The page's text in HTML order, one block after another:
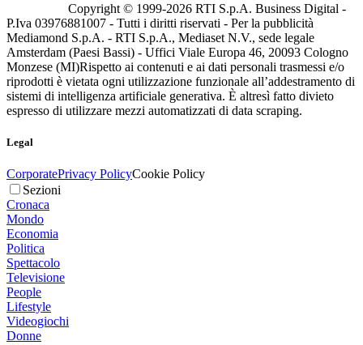
Copyright © 1999-2026 RTI S.p.A. Business Digital -
P.Iva 03976881007 - Tutti i diritti riservati - Per la pubblicità
Mediamond S.p.A. - RTI S.p.A., Mediaset N.V., sede legale
Amsterdam (Paesi Bassi) - Uffici Viale Europa 46, 20093 Cologno
Monzese (MI)Rispetto ai contenuti e ai dati personali trasmessi e/o
riprodotti è vietata ogni utilizzazione funzionale all’addestramento di
sistemi di intelligenza artificiale generativa. È altresì fatto divieto
espresso di utilizzare mezzi automatizzati di data scraping.
Legal
CorporatePrivacy PolicyCookie Policy
Sezioni
Cronaca
Mondo
Economia
Politica
Spettacolo
Televisione
People
Lifestyle
Videogiochi
Donne